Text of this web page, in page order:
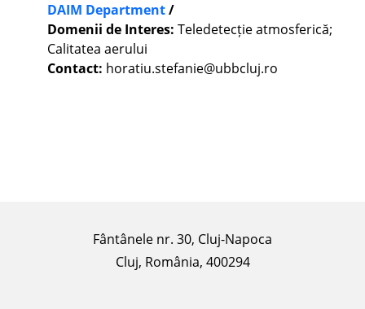
DAIM Department/
Domenii de Interes:Teledetecție atmosferică;
Calitatea aerului
Contact: horatiu.stefanie@ubbcluj.ro
Fântânele nr. 30, Cluj-Napoca
Cluj, România, 400294